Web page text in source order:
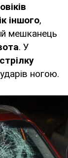
іншого,
мешканець
. У
ногою.